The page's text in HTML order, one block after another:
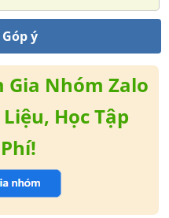
ý
Gia Nhóm Zalo
Học Tập